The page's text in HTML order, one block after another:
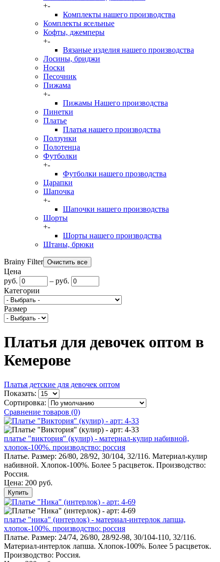
+-
Комплекты нашего производства
Комплекты ясельные
Кофты, джемперы
+-
Вязаные изделия нашего производства
Лосины, бриджи
Носки
Песочник
Пижама
+-
Пижамы Нашего производства
Пинетки
Платье
Платья нашего производства
Ползунки
Полотенца
Футболки
+-
Футболки нашего прозводства
Царапки
Шапочка
+-
Шапочки нашего производства
Шорты
+-
Шорты нашего производства
Штаны, брюки
Brainy Filter
Цена
руб.
– руб.
Категории
Размер
Платья для девочек оптом в
Кемерове
Платья детские для девочек оптом
Показать:
Сортировка:
Сравнение товаров (0)
платье "виктория" (кулир) - материал-кулир набивной,
хлопок-100%. производство: россия
Платье. Размер: 26/80, 28/92, 30/104, 32/116. Материал-кулир
набивной. Хлопок-100%. Более 5 расцветок. Производство:
Россия.
Цена: 200 руб.
Купить
платье "ника" (интерлок) - материал-интерлок лапша,
хлопок-100%. производство: россия
Платье. Размер: 24/74, 26/80, 28/92-98, 30/104-110, 32/116.
Материал-интерлок лапша. Хлопок-100%. Более 5 расцветок.
Производство: Россия.